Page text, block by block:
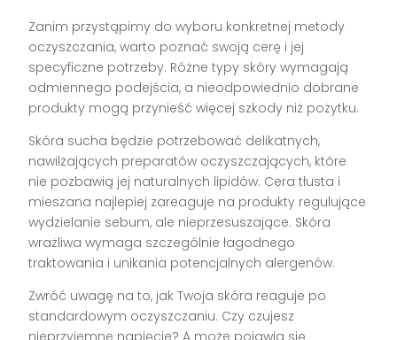
Zanim przystąpimy do wyboru konkretnej metody
oczyszczania, warto poznać swoją cerę i jej
specyficzne potrzeby. Różne typy skóry wymagają
odmiennego podejścia, a nieodpowiednio dobrane
produkty mogą przynieść więcej szkody niż pożytku.
Skóra sucha będzie potrzebować delikatnych,
nawilżających preparatów oczyszczających, które
nie pozbawią jej naturalnych lipidów. Cera tłusta i
mieszana najlepiej zareaguje na produkty regulujące
wydzielanie sebum, ale nieprzesuszające. Skóra
wrażliwa wymaga szczególnie łagodnego
traktowania i unikania potencjalnych alergenów.
Zwróć uwagę na to, jak Twoja skóra reaguje po
standardowym oczyszczaniu. Czy czujesz
nieprzyjemne napięcie? A może pojawia się